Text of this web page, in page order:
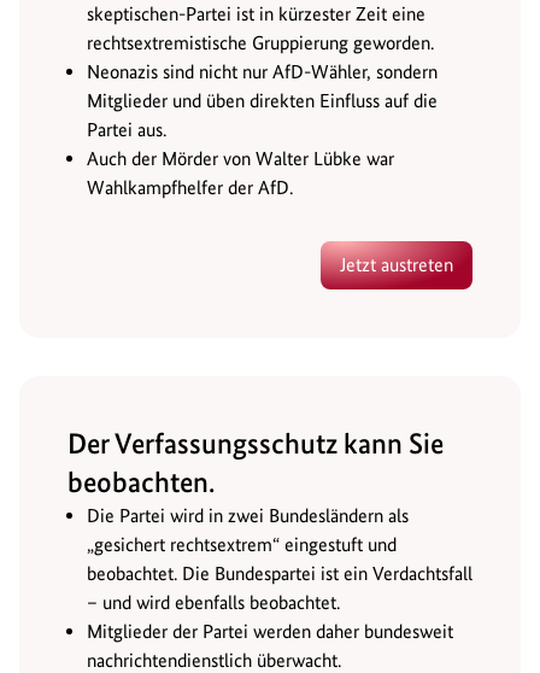
skeptischen-Partei ist in kürzester Zeit eine
rechtsextremistische Gruppierung geworden.
Neonazis sind nicht nur AfD-Wähler, sondern
Mitglieder und üben direkten Einfluss auf die
Partei aus.
Auch der Mörder von Walter Lübke war
Wahlkampfhelfer der AfD.
Jetzt austreten
Der Verfassungsschutz kann Sie
beobachten.
Die Partei wird in zwei Bundesländern als
„gesichert rechtsextrem“ eingestuft und
beobachtet. Die Bundespartei ist ein Verdachtsfall
– und wird ebenfalls beobachtet.
Mitglieder der Partei werden daher bundesweit
nachrichtendienstlich überwacht.